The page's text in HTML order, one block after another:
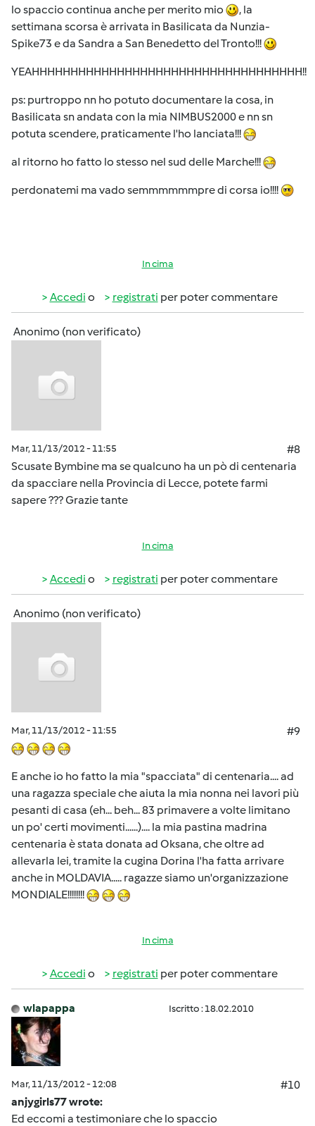
lo spaccio continua anche per merito mio
, la
settimana scorsa è arrivata in Basilicata da Nunzia-
Spike73 e da Sandra a San Benedetto del Tronto!!!
YEAHHHHHHHHHHHHHHHHHHHHHHHHHHHHHHHHHHH!!
ps: purtroppo nn ho potuto documentare la cosa, in
Basilicata sn andata con la mia NIMBUS2000 e nn sn
potuta scendere, praticamente l'ho lanciata!!!
al ritorno ho fatto lo stesso nel sud delle Marche!!!
perdonatemi ma vado semmmmmmpre di corsa io!!!!
In cima
Accedi o registrati per poter commentare
Anonimo (non verificato)
Mar, 11/13/2012 - 11:55
#8
Scusate Bymbine ma se qualcuno ha un pò di centenaria
da spacciare nella Provincia di Lecce, potete farmi
sapere ??? Grazie tante
In cima
Accedi o registrati per poter commentare
Anonimo (non verificato)
Mar, 11/13/2012 - 11:55 #9
E anche io ho fatto la mia "spacciata" di centenaria.... ad
una ragazza speciale che aiuta la mia nonna nei lavori più
pesanti di casa (eh... beh... 83 primavere a volte limitano
un po' certi movimenti......).... la mia pastina madrina
centenaria è stata donata ad Oksana, che oltre ad
allevarla lei, tramite la cugina Dorina l'ha fatta arrivare
anche in MOLDAVIA..... ragazze siamo un'organizzazione
MONDIALE!!!!!!!!
In cima
Accedi o registrati per poter commentare
wlapappa Iscritto : 18.02.2010
Mar, 11/13/2012 - 12:08
#10
anjygirls77 wrote:
Ed eccomi a testimoniare che lo spaccio